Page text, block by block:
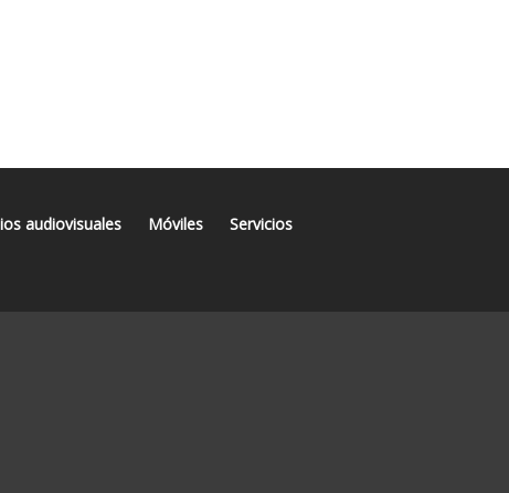
audiovisuales Móviles Servicios